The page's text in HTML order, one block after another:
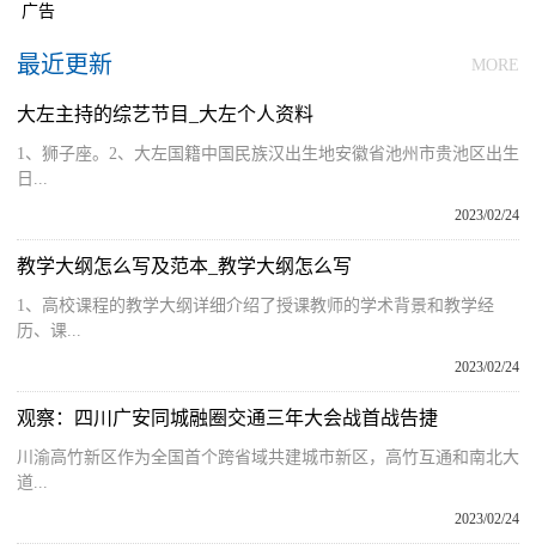
广告
最近更新 MORE
大左主持的综艺节目_大左个人资料
1、狮子座。2、大左国籍中国民族汉出生地安徽省池州市贵池区出生
日...
2023/02/24
教学大纲怎么写及范本_教学大纲怎么写
1、高校课程的教学大纲详细介绍了授课教师的学术背景和教学经
历、课...
2023/02/24
观察：四川广安同城融圈交通三年大会战首战告捷
川渝高竹新区作为全国首个跨省域共建城市新区，高竹互通和南北大
道...
2023/02/24